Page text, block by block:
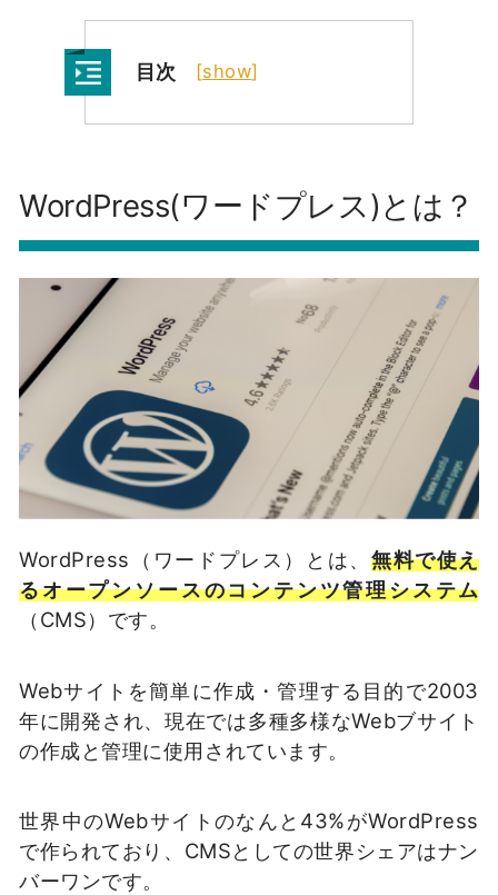
目次 [show]
WordPress(ワードプレス)とは？
WordPress（ワードプレス）とは、 無料で使え
るオープンソースのコンテンツ管理システム
（CMS）です。
Webサイトを簡単に作成・管理する目的で2003
年に開発され、現在では多種多様なWebブサイト
の作成と管理に使用されています。
世界中のWebサイトのなんと43%がWordPress
で作られており、CMSとしての世界シェアはナン
バーワンです。